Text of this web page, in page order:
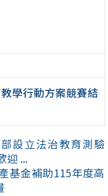
學行動方案競賽結
設立法治教育測驗
迎 ...
基金補助115年度高